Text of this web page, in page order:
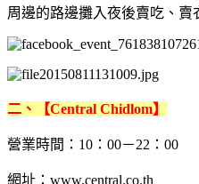
周邊的路邊攤入夜後賣吃、賣
二、【Central Chidlom】
營業時間：10：00－22：00
網址： www.central.co.th